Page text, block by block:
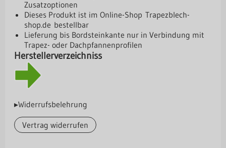
Zusatzoptionen
Dieses Produkt ist im Online-Shop Trapezblech-
shop.de bestellbar
Lieferung bis Bordsteinkante nur in Verbindung mit
Trapez- oder Dachpfannenprofilen
Herstellerverzeichniss
▸Widerrufsbelehrung
Vertrag widerrufen